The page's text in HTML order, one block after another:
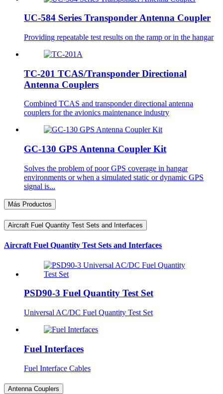
UC-584 Series Transponder Antenna Coupler
Providing repeatable test results on the ramp or in the hangar
TC-201 TCAS/Transponder Directional
Antenna Couplers
Combined TCAS and transponder directional antenna
couplers for the avionics maintenance industry
GC-130 GPS Antenna Coupler Kit
Solves the problem of poor GPS coverage in hangar
environments or when a simulated static or dynamic GPS
signal is...
Más Productos
Aircraft Fuel Quantity Test Sets and Interfaces
Aircraft Fuel Quantity Test Sets and Interfaces
PSD90-3 Fuel Quantity Test Set
Universal AC/DC Fuel Quantity Test Set
Fuel Interfaces
Fuel Interface Cables
Antenna Couplers